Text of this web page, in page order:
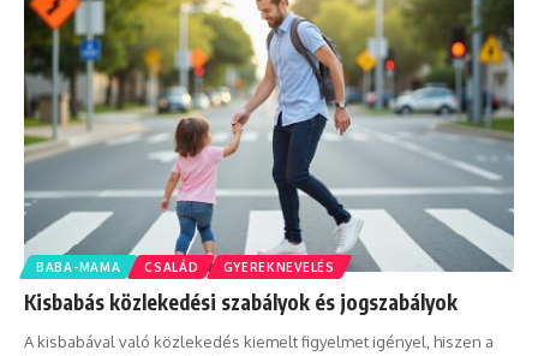
BABA-MAMA CSALÁD GYEREKNEVELÉS
Kisbabás közlekedési szabályok és jogszabályok
A kisbabával való közlekedés kiemelt figyelmet igényel, hiszen a